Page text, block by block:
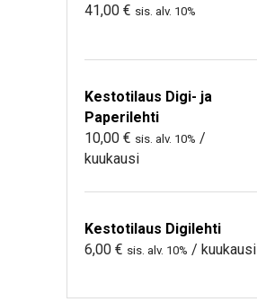
41,00 € sis. alv. 10%
Kestotilaus Digi- ja
Paperilehti
10,00 € sis. alv. 10% /
kuukausi
Kestotilaus Digilehti
6,00 € sis. alv. 10% / kuukausi